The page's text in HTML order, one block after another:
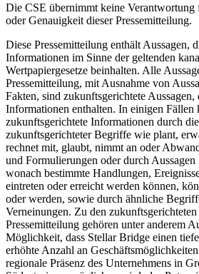
Die CSE übernimmt keine Verantwortung
oder Genauigkeit dieser Pressemitteilung.
Diese Pressemitteilung enthält Aussagen,
Informationen im Sinne der geltenden
Wertpapiergesetze beinhalten. Alle
Pressemitteilung, mit Ausnahme von
Fakten, sind zukunftsgerichtete
Informationen enthalten. In einigen Fällen
zukunftsgerichtete Informationen durch
zukunftsgerichteter Begriffe wie plant,
rechnet mit, glaubt, nimmt an oder
und Formulierungen oder durch
wonach bestimmte Handlungen,
eintreten oder erreicht werden können,
oder werden, sowie durch ähnliche
Verneinungen. Zu den
Pressemitteilung gehören unter anderem
Möglichkeit, dass Stellar Bridge einen
erhöhte Anzahl an
regionale Präsenz des Unternehmens in